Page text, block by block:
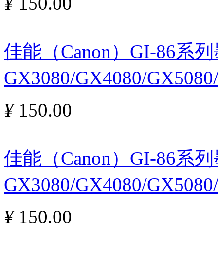
佳能（Canon）GI-86系
GX3080/GX4080/
¥150.00
佳能（Canon）GI-86系
GX3080/GX4080/
¥150.00